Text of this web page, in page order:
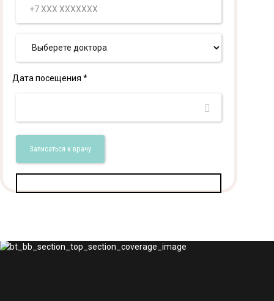
Дата посещения *